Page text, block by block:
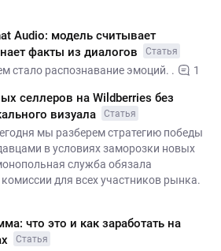
Audio: модель считывает
факты из диалогов
Статья
стало распознавание эмоций. . 1
селлеров на Wildberries без
визуала
Статья
мы разберем стратегию победы
в условиях заморозки новых
служба обязала
для всех участников рынка.
что это и как заработать на
Статья